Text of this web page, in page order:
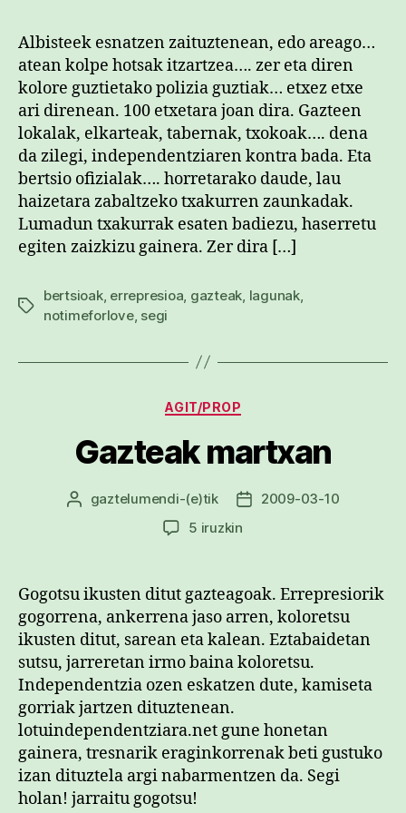
Albisteek esnatzen zaituztenean, edo areago…
atean kolpe hotsak itzartzea…. zer eta diren
kolore guztietako polizia guztiak… etxez etxe
ari direnean. 100 etxetara joan dira. Gazteen
lokalak, elkarteak, tabernak, txokoak…. dena
da zilegi, independentziaren kontra bada. Eta
bertsio ofizialak…. horretarako daude, lau
haizetara zabaltzeko txakurren zaunkadak.
Lumadun txakurrak esaten badiezu, haserretu
egiten zaizkizu gainera. Zer dira […]
Etiketak
bertsioak, errepresioa gazteak lagunak,
notimeforlove, segi
Kategoriak
AGIT/PROP
Gazteak martxan
Argitalpenaren
gaztelumendi-(e)tik
Argitalpenaren
2009-03-10
5 iruzkinGazteak
Gogotsu ikusten ditut gazteagoak. Errepresiorik
gogorrena, ankerrena jaso arren, koloretsu
ikusten ditut, sarean eta kalean. Eztabaidetan
sutsu, jarreretan irmo baina koloretsu.
Independentzia ozen eskatzen dute, kamiseta
gorriak jartzen dituztenean.
lotuindependentziara.net gune honetan
gainera, tresnarik eraginkorrenak beti gustuko
izan dituztela argi nabarmentzen da. Segi
holan! jarraitu gogotsu!